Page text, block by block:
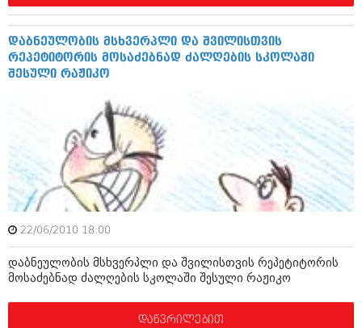
ოქტომბერი 2013 (256)
სექტემბერი 2013 (368)
აგვისტო 2013 (89)
ივლისი 2013 (182)
ივნისი 2013 (212)
აპრილი 2013 (304)
მარტი 2013 (352)
თებერვალი 2013 (204)
იანვარი 2013 (334)
დეკემბერი 2012 (98)
ნოემბერი 2012 (295)
ოქტომბერი 2012 (350)
აგვისტო 2012 (268)
ივნისი 2012 (282)
მაისი 2012 (240)
აპრილი 2012 (294)
მარტი 2012 (259)
დაბნეულობის მსხვერპლი და შვილისთვის
რეპეტიტორის მოსაძებნად ძალღების სკოლაში
შესული რაჟიკო
22/06/2010 18:00
დაბნეულობის მსხვერპლი და შვილისთვის რეპეტიტორის
მოსაძებნად ძალღების სკოლაში შესული რაჟიკო
დაწვრილებით